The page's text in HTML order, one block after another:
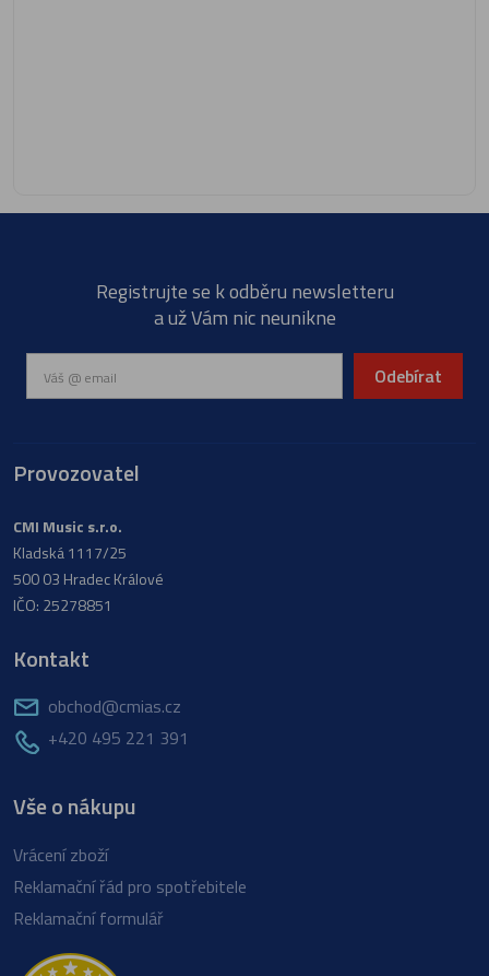
Registrujte se k odběru newsletteru
a už Vám nic neunikne
Odebírat
Provozovatel
CMI Music s.r.o.
Kladská 1117/25
500 03 Hradec Králové
IČO: 25278851
Kontakt
obchod@cmias.cz
+420 495 221 391
Vše o nákupu
Vrácení zboží
Reklamační řád pro spotřebitele
Reklamační formulář